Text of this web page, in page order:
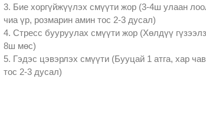
3. Бие хоргүйжүүлэх смүүти жор (3-4ш улаан
чиа үр, розмарин амин тос 2-3 дусал)
4. Стресс бууруулах смүүти жор (Хөлдүү
8ш мөс)
5. Гэдэс цэвэрлэх смүүти (Бууцай 1 атга, хар
тос 2-3 дусал)